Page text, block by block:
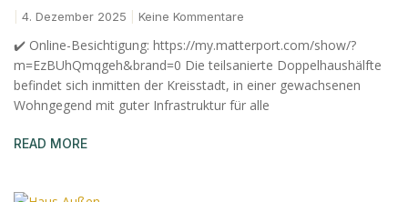
4. Dezember 2025 Keine Kommentare
✔️ Online-Besichtigung: https://my.matterport.com/show/?
m=EzBUhQmqgeh&brand=0 Die teilsanierte Doppelhaushälfte
befindet sich inmitten der Kreisstadt, in einer gewachsenen
Wohngegend mit guter Infrastruktur für alle
READ MORE